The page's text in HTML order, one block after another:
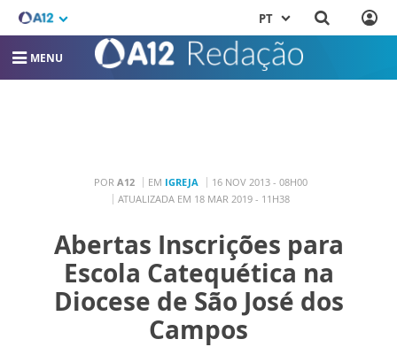
PT
MENU
POR A12 EM IGREJA
16 NOV 2013 - 08H00
ATUALIZADA EM 18 MAR 2019 - 11H38
Abertas Inscrições para
Escola Catequética na
Diocese de São José dos
Campos